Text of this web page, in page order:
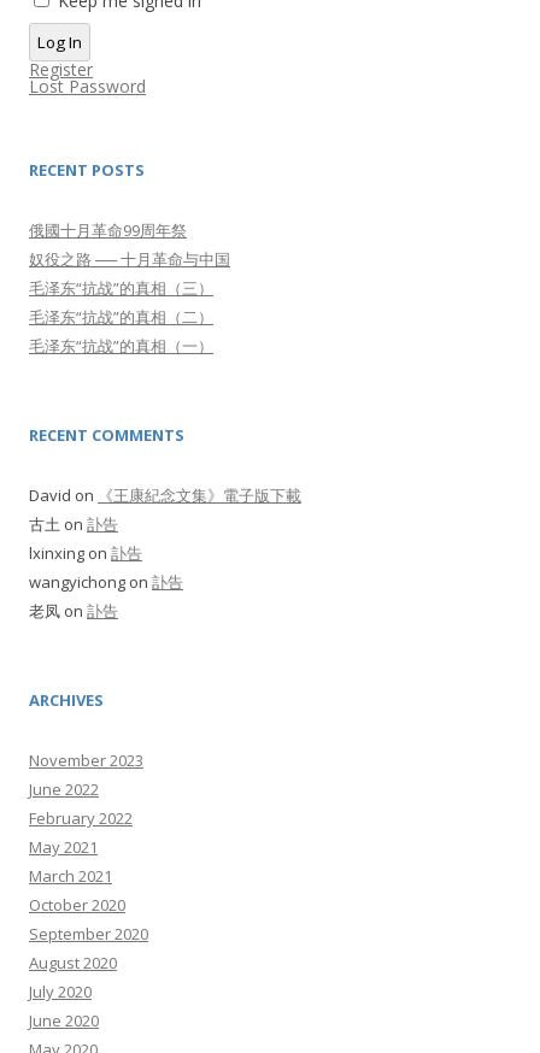
Log In
Register
Lost Password
RECENT POSTS
俄國十月革命99周年祭
奴役之路 ── 十月革命与中国
毛泽东“抗战”的真相（三）
毛泽东“抗战”的真相（二）
毛泽东“抗战”的真相（一）
RECENT COMMENTS
David on
《王康紀念文集》電子版下載
古土 on 訃告
lxinxing on 訃告
wangyichong on 訃告
老凤 on 訃告
ARCHIVES
November 2023
June 2022
February 2022
May 2021
March 2021
October 2020
September 2020
August 2020
July 2020
June 2020